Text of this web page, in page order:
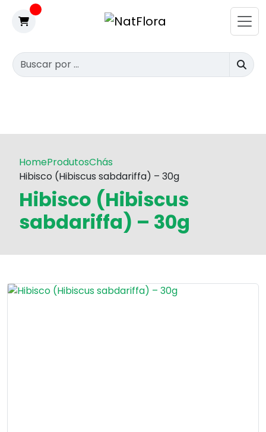
HomeProdutosChás
Hibisco (Hibiscus sabdariffa) – 30g
Hibisco (Hibiscus
sabdariffa) – 30g